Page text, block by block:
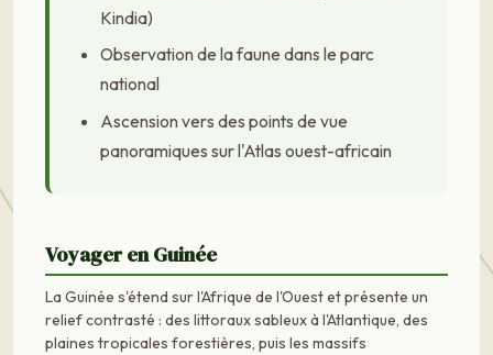
Kindia)
Observation de la faune dans le parc
national
Ascension vers des points de vue
panoramiques sur l'Atlas ouest-africain
Voyager en Guinée
La Guinée s'étend sur l'Afrique de l'Ouest et présente un
relief contrasté : des littoraux sableux à l'Atlantique, des
plaines tropicales forestières, puis les massifs